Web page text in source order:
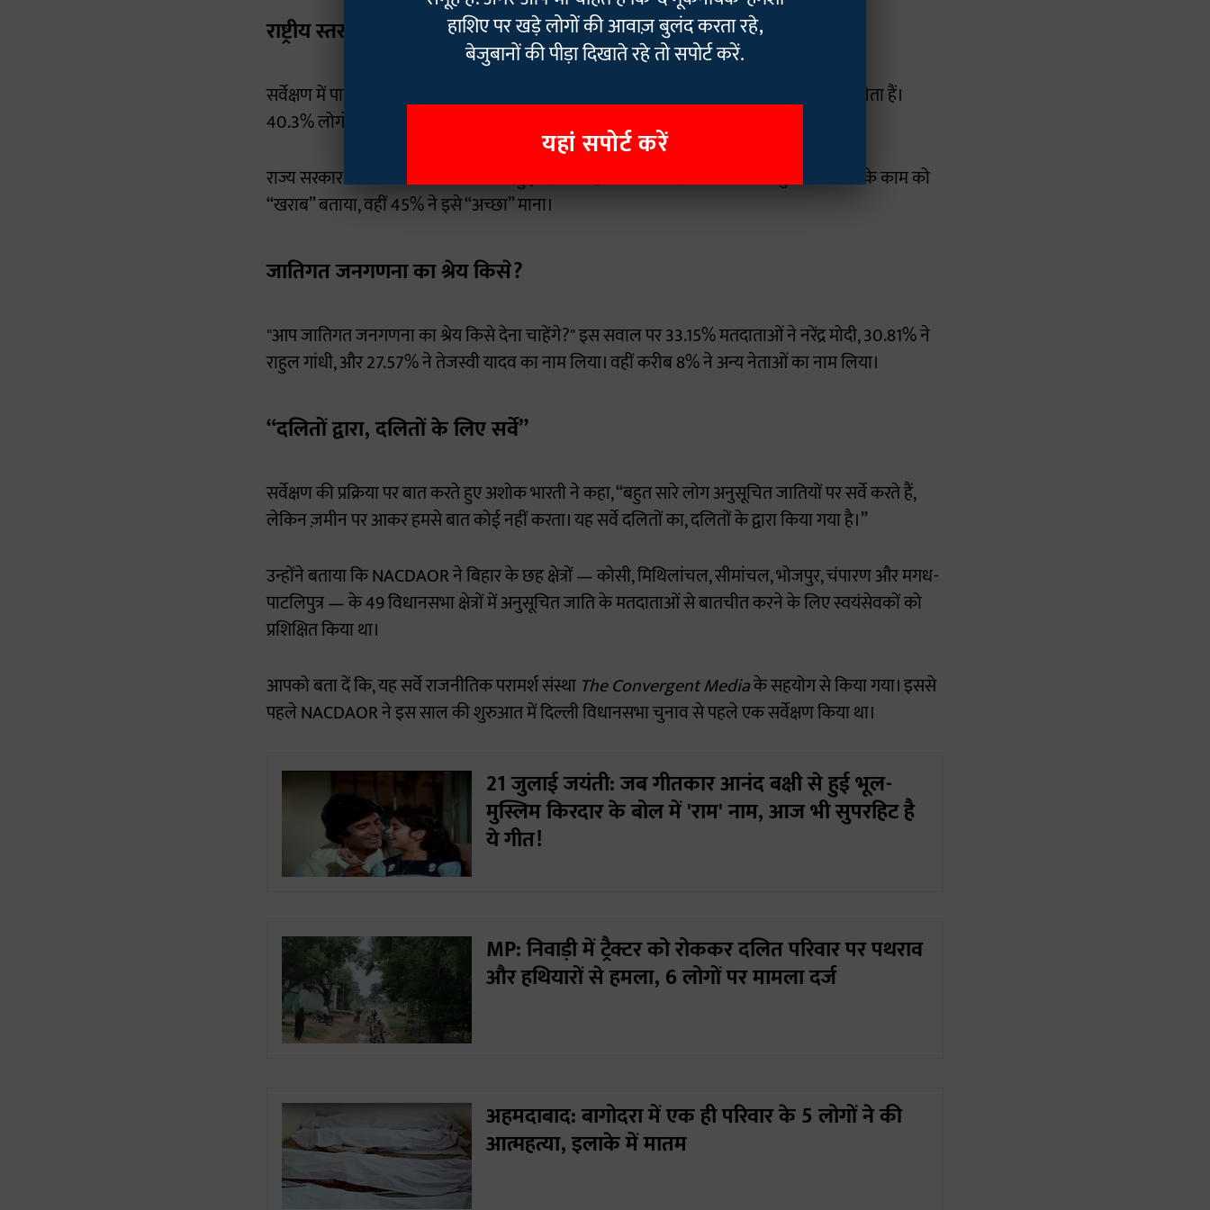
राष्ट्रीय स्तर पर सबसे लोकप्रिय नेता नरेंद्र मोदी
सर्वेक्षण में पाया गया कि प्रधानमंत्री नरेंद्र मोदी 47.5% दलित मतदाताओं के लिए सबसे पसंदीदा राष्ट्रीय नेता हैं।
40.3% लोगों ने कांग्रेस नेता राहुल गांधी को पसंद किया, जबकि 12% ने अन्य नेताओं के नाम बताए।
राज्य सरकार के प्रदर्शन को लेकर राय बंटी हुई दिखी। जहां 48% उत्तरदाताओं ने नीतीश कुमार सरकार के काम को
“खराब” बताया, वहीं 45% ने इसे “अच्छा” माना।
जातिगत जनगणना का श्रेय किसे?
"आप जातिगत जनगणना का श्रेय किसे देना चाहेंगे?" इस सवाल पर 33.15% मतदाताओं ने नरेंद्र मोदी, 30.81% ने
राहुल गांधी, और 27.57% ने तेजस्वी यादव का नाम लिया। वहीं करीब 8% ने अन्य नेताओं का नाम लिया।
“दलितों द्वारा, दलितों के लिए सर्वे”
सर्वेक्षण की प्रक्रिया पर बात करते हुए अशोक भारती ने कहा, “बहुत सारे लोग अनुसूचित जातियों पर सर्वे करते हैं,
लेकिन ज़मीन पर आकर हमसे बात कोई नहीं करता। यह सर्वे दलितों का, दलितों के द्वारा किया गया है।”
उन्होंने बताया कि NACDAOR ने बिहार के छह क्षेत्रों — कोसी, मिथिलांचल, सीमांचल, भोजपुर, चंपारण और मगध-
पाटलिपुत्र — के 49 विधानसभा क्षेत्रों में अनुसूचित जाति के मतदाताओं से बातचीत करने के लिए स्वयंसेवकों को
प्रशिक्षित किया था।
आपको बता दें कि, यह सर्वे राजनीतिक परामर्श संस्था The Convergent Mediaके सहयोग से किया गया। इससे
पहले NACDAOR ने इस साल की शुरुआत में दिल्ली विधानसभा चुनाव से पहले एक सर्वेक्षण किया था।
21 जुलाई जयंती: जब गीतकार आनंद बक्षी से हुई भूल-
मुस्लिम किरदार के बोल में 'राम' नाम, आज भी सुपरहिट है
ये गीत!
MP: निवाड़ी में ट्रैक्टर को रोककर दलित परिवार पर पथराव
और हथियारों से हमला, 6 लोगों पर मामला दर्ज
अहमदाबाद: बागोदरा में एक ही परिवार के 5 लोगों ने की
आत्महत्या, इलाके में मातम
हाशिए पर खड़े लोगों की आवाज़ बुलंद करता रहे,
बेजुबानों की पीड़ा दिखाते रहे तो सपोर्ट करें.
यहां सपोर्ट करें